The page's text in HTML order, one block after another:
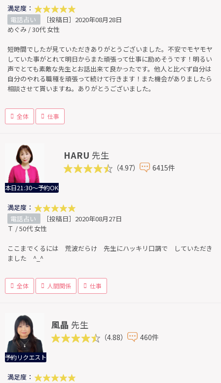
満足度：
電話占い
［投稿日］2020年08月28日
めぐみ / 30代 女性
短時間でしたが見ていただきありがとうございました。不安でモヤモヤ
していた事がとれて明日からまた頑張って仕事に励めそうです！明るい
声でとても素敵な先生とお話出来て良かったです。他人と比べず自分は
自分のやれる職種を頑張って続けて行きます！また機会がありましたら
相談させて貰いますね。ありがとうございました。
全体 仕事
本日21:30～予約OK
HARU 先生
（4.97） 6415件
満足度：
電話占い
［投稿日］2020年08月27日
Ｔ / 50代 女性
ここまでくるには 荒波だらけ 先生にハッキリ口調で していただき
ました ^_^
全体 人間関係 仕事
予約リクエスト
風晶 先生
（4.88） 460件
満足度：